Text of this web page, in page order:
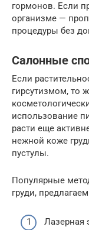
гормонов. Если
организме —
процедуры без
Салонные
Если
гирсутизмом, то
использование
расти еще
нежной коже
пустулы.
Популярные
груди,
Лазерная